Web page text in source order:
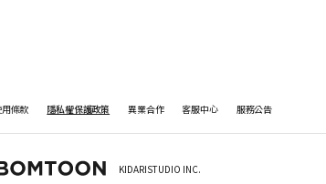
條款 隱私權保護政策 異業合作 客服中心 服務公告
KIDARISTUDIO INC.